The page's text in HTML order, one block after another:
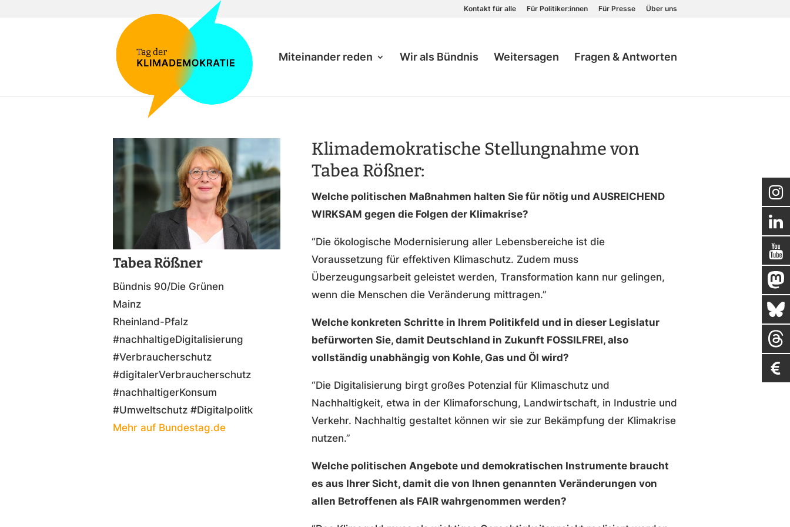
Kontakt für alle Für Politiker:innen Für Presse Über uns
Miteinander reden Wir als Bündnis Weitersagen Fragen & Antworten
Tabea Rößner
Bündnis 90/Die Grünen
Mainz
Rheinland-Pfalz
#nachhaltigeDigitalisierung
#Verbraucherschutz
#digitalerVerbraucherschutz
#nachhaltigerKonsum
#Umweltschutz #Digitalpolitk
Mehr auf Bundestag.de
Klimademokratische Stellungnahme von
Tabea Rößner:
Welche politischen Maßnahmen halten Sie für nötig und AUSREICHEND
WIRKSAM gegen die Folgen der Klimakrise?
“Die ökologische Modernisierung aller Lebensbereiche ist die
Voraussetzung für effektiven Klimaschutz. Zudem muss
Überzeugungsarbeit geleistet werden, Transformation kann nur gelingen,
wenn die Menschen die Veränderung mittragen.”
Welche konkreten Schritte in Ihrem Politikfeld und in dieser Legislatur
befürworten Sie, damit Deutschland in Zukunft FOSSILFREI, also
vollständig unabhängig von Kohle, Gas und Öl wird?
“Die Digitalisierung birgt großes Potenzial für Klimaschutz und
Nachhaltigkeit, etwa in der Klimaforschung, Landwirtschaft, in Industrie und
Verkehr. Nachhaltig gestaltet können wir sie zur Bekämpfung der Klimakrise
nutzen.”
Welche politischen Angebote und demokratischen Instrumente braucht
es aus Ihrer Sicht, damit die von Ihnen genannten Veränderungen von
allen Betroffenen als FAIR wahrgenommen werden?